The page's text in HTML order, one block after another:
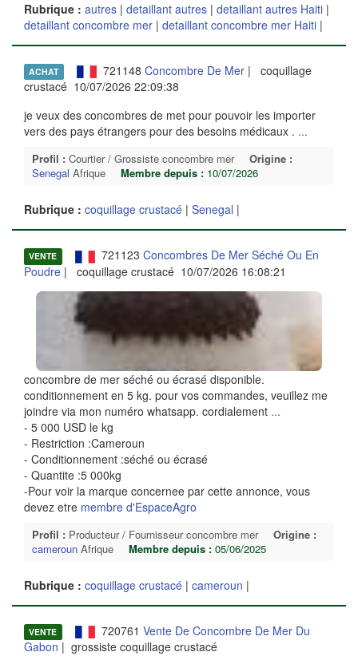
Rubrique : autres | detaillant autres | detaillant autres Haiti |
detaillant concombre mer | detaillant concombre mer Haiti |
ACHAT 721148 Concombre De Mer| coquillage
crustacé 10/07/2026 22:09:38
je veux des concombres de met pour pouvoir les importer
vers des pays étrangers pour des besoins médicaux . ...
Profil : Courtier / Grossiste concombre mer
Origine :
Senegal Afrique Membre depuis : 10/07/2026
Rubrique : coquillage crustacé | Senegal |
VENTE 721123 Concombres De Mer Séché Ou En
Poudre | coquillage crustacé 10/07/2026 16:08:21
concombre de mer séché ou écrasé disponible.
conditionnement en 5 kg. pour vos commandes, veuillez me
joindre via mon numéro whatsapp. cordialement ...
- 5 000 USD le kg
- Restriction :Cameroun
- Conditionnement :séché ou écrasé
- Quantite :5 000kg
-Pour voir la marque concernee par cette annonce, vous
devez etre membre d'EspaceAgro
Profil : Producteur / Fournisseur concombre mer
Origine :
cameroun Afrique Membre depuis : 05/06/2025
Rubrique : coquillage crustacé | cameroun |
VENTE 720761 Vente De Concombre De Mer Du
Gabon | grossiste coquillage crustacé